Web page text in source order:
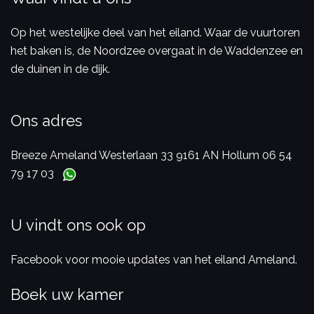
Op het westelijke deel van het eiland. Waar de vuurtoren
het baken is, de Noordzee overgaat in de Waddenzee en
de duinen in de dijk.
Ons adres
Breeze AmelandWesterlaan 33 9161 AN Hollum 06 54
79 17 03
U vindt ons ook op
Facebook voor mooie updates van het eiland Ameland.
Boek uw kamer